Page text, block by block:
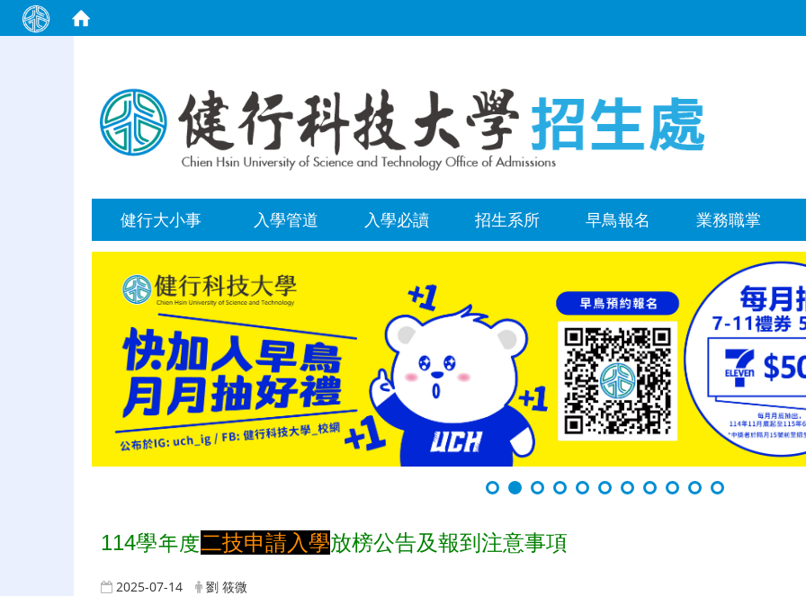
健行大小事 入學管道 入學必讀 招生系所 早鳥報名 業務職掌
114學年度二技申請入學放榜公告及報到注意事項
2025-07-14 劉 筱微